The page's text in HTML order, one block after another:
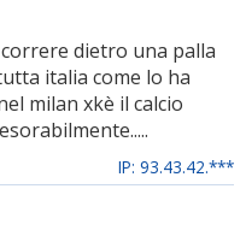
dietro una palla
italia come lo ha
milan xkè il calcio
IP: 93.43.42.***